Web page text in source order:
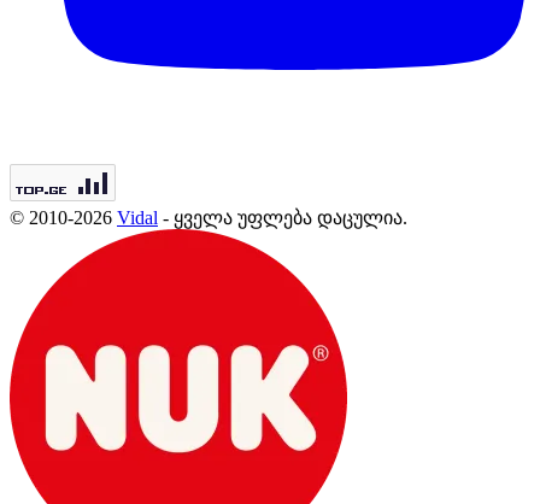
© 2010-2026 Vidal - ყველა უფლება დაცულია.